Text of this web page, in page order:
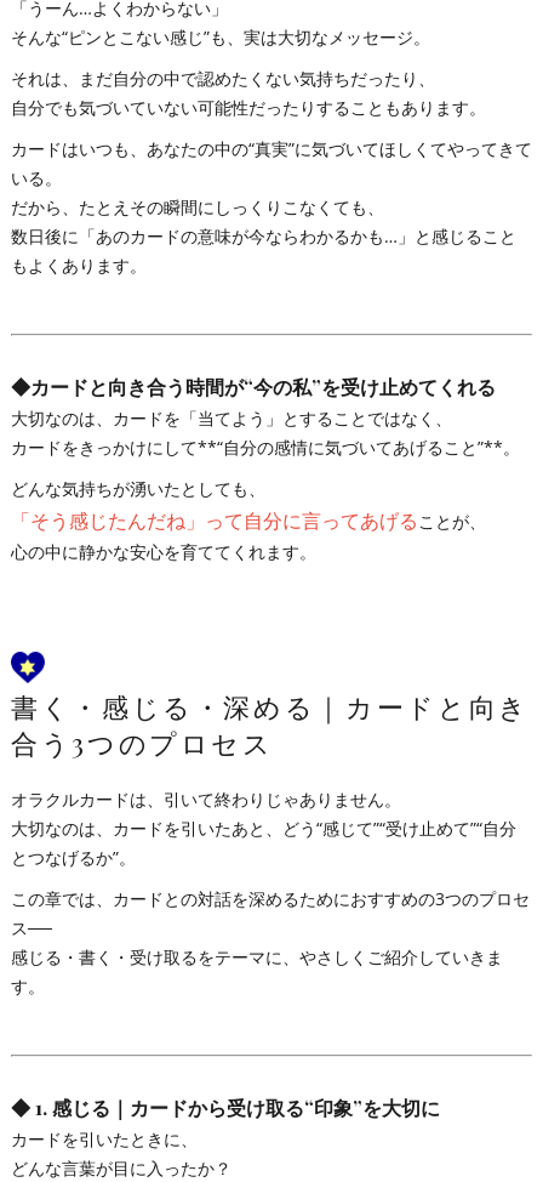
「うーん…よくわからない」
そんな“ピンとこない感じ”も、実は大切なメッセージ。
それは、まだ自分の中で認めたくない気持ちだったり、
自分でも気づいていない可能性だったりすることもあります。
カードはいつも、あなたの中の“真実”に気づいてほしくてやってきて
いる。
だから、たとえその瞬間にしっくりこなくても、
数日後に「あのカードの意味が今ならわかるかも…」と感じること
もよくあります。
◆カードと向き合う時間が“今の私”を受け止めてくれる
大切なのは、カードを「当てよう」とすることではなく、
カードをきっかけにして**“自分の感情に気づいてあげること”**。
どんな気持ちが湧いたとしても、
「そう感じたんだね」って自分に言ってあげることが、
心の中に静かな安心を育ててくれます。
書く・感じる・深める｜カードと向き
合う3つのプロセス
オラクルカードは、引いて終わりじゃありません。
大切なのは、カードを引いたあと、どう“感じて”“受け止めて”“自分
とつなげるか”。
この章では、カードとの対話を深めるためにおすすめの3つのプロセ
ス──
感じる・書く・受け取るをテーマに、やさしくご紹介していきま
す。
◆1. 感じる｜カードから受け取る“印象”を大切に
カードを引いたときに、
どんな言葉が目に入ったか？